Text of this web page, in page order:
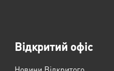
Відкритий офіс